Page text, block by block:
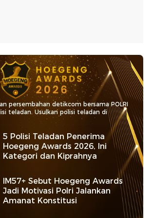
persembahan detikcom bersama POLRI
teladan. Usulkan polisi teladan di
5 Polisi Teladan Penerima
Hoegeng Awards 2026, Ini
Kategori dan Kiprahnya
IM57+ Sebut Hoegeng Awards
Jadi Motivasi Polri Jalankan
Amanat Konstitusi